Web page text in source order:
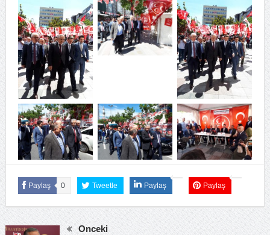
Paylaş 0 Tweetle Paylaş Paylaş
Önceki